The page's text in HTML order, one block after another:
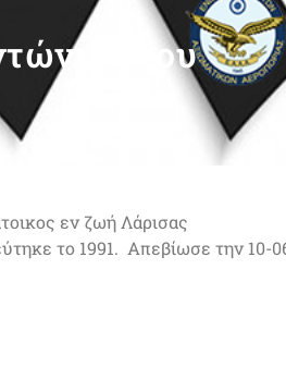
του
εν ζωή Λάρισας
το 1991. Απεβίωσε την 10-